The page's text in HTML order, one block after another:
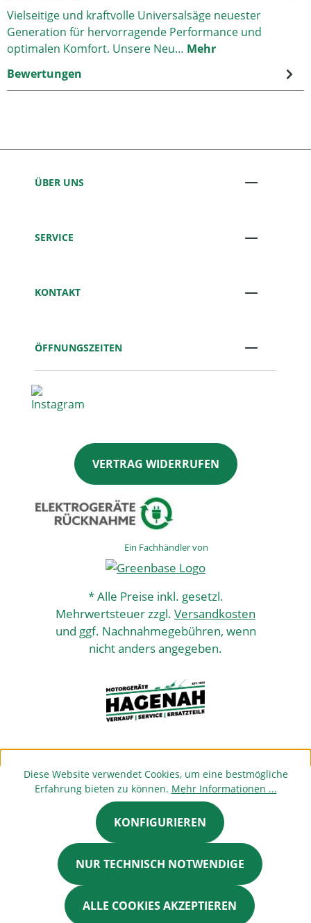
Vielseitige und kraftvolle Universalsäge neuester
Generation für hervorragende Performance und
optimalen Komfort. Unsere Neu… Mehr
Bewertungen
ÜBER UNS
SERVICE
KONTAKT
ÖFFNUNGSZEITEN
VERTRAG WIDERRUFEN
Ein Fachhändler von
* Alle Preise inkl. gesetzl.
Mehrwertsteuer zzgl. Versandkosten
und ggf. Nachnahmegebühren, wenn
nicht anders angegeben.
Diese Website verwendet Cookies, um eine bestmögliche
Erfahrung bieten zu können. Mehr Informationen ...
NUR TECHNISCH NOTWENDIGE
KONFIGURIEREN
ALLE COOKIES AKZEPTIEREN